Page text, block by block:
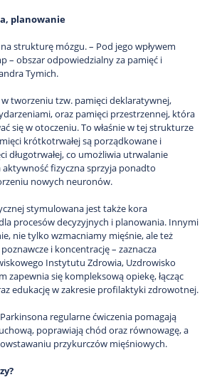
planowanie
strukturę mózgu. – Pod jego wpływem
– obszar odpowiedzialny za pamięć i
Tymich.
tworzeniu tzw. pamięci deklaratywnej,
oraz pamięci przestrzennej, która
się w otoczeniu. To właśnie w tej strukturze
krótkotrwałej są porządkowane i
długotrwałej, co umożliwia utrwalanie
fizyczna sprzyja ponadto
nowych neuronów.
stymulowana jest także kora
procesów decyzyjnych i planowania. Innymi
nie tylko wzmacniamy mięśnie, ale też
i koncentrację – zaznacza
Instytutu Zdrowia, Uzdrowisko
zapewnia się kompleksową opiekę, łącząc
edukację w zakresie profilaktyki zdrowotnej.
regularne ćwiczenia pomagają
poprawiają chód oraz równowagę, a
przykurczów mięśniowych.